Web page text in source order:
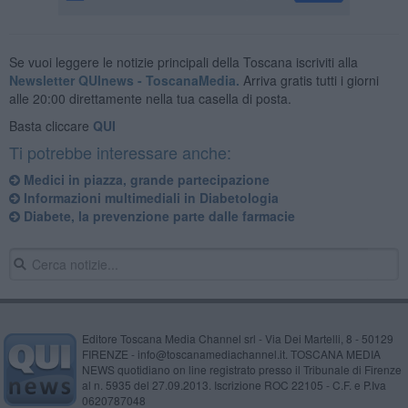
Se vuoi leggere le notizie principali della Toscana iscriviti alla
Newsletter QUInews - ToscanaMedia. Arriva gratis tutti i giorni
alle 20:00 direttamente nella tua casella di posta.
Basta cliccare QUI
Ti potrebbe interessare anche:
Medici in piazza, grande partecipazione
Informazioni multimediali in Diabetologia
Diabete, la prevenzione parte dalle farmacie
Editore Toscana Media Channel srl - Via Dei Martelli, 8 - 50129
FIRENZE - info@toscanamediachannel.it. TOSCANA MEDIA
NEWS quotidiano on line registrato presso il Tribunale di Firenze
al n. 5935 del 27.09.2013. Iscrizione ROC 22105 - C.F. e P.Iva
0620787048